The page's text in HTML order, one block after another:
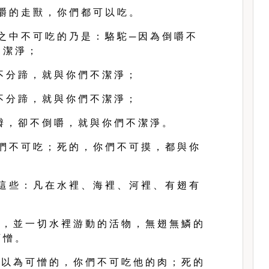
的 走 獸 ， 你 們 都 可 以 吃 。
中 不 可 吃 的 乃 是 ： 駱 駝 ─ 因 為 倒 嚼 不
淨 ；
蹄 ， 就 與 你 們 不 潔 淨 ；
蹄 ， 就 與 你 們 不 潔 淨 ；
卻 不 倒 嚼 ， 就 與 你 們 不 潔 淨 。
不 可 吃 ； 死 的 ， 你 們 不 可 摸 ， 都 與 你
些 ： 凡 在 水 裡 、 海 裡 、 河 裡 、 有 翅 有
並 一 切 水 裡 游 動 的 活 物 ， 無 翅 無 鱗 的
。
為 可 憎 的 ， 你 們 不 可 吃 他 的 肉 ； 死 的